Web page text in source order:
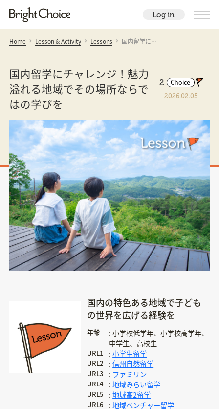
Log in
Home Lesson & Activity Lessons 国内留学に…
国内留学にチャレンジ！魅力
溢れる地域でその場所ならで
はの学びを
2 Choice
2026.02.05
国内の特色ある地域で子ども
の世界を広げる経験を
年齢
小学校低学年、小学校高学年、
中学生、高校生
URL1 小学生留学
URL2 信州自然留学
URL3 ファミリン
URL4 地域みらい留学
URL5 地域高2留学
URL6 地域ベンチャー留学